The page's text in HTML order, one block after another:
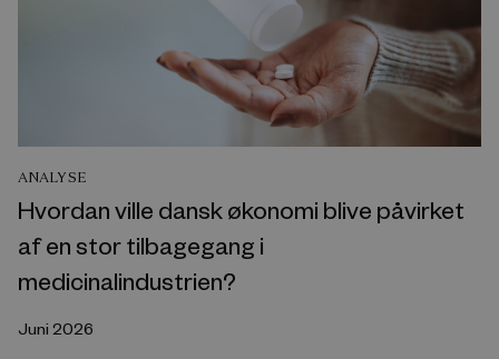
ANALYSE
Hvordan ville dansk økonomi blive påvirket
af en stor tilbagegang i
medicinalindustrien?
Juni 2026